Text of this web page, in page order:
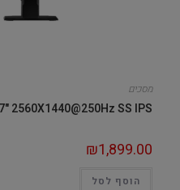
מסכים
2560X1440@250Hz SS IPS
₪1,899.00
הוסף לסל